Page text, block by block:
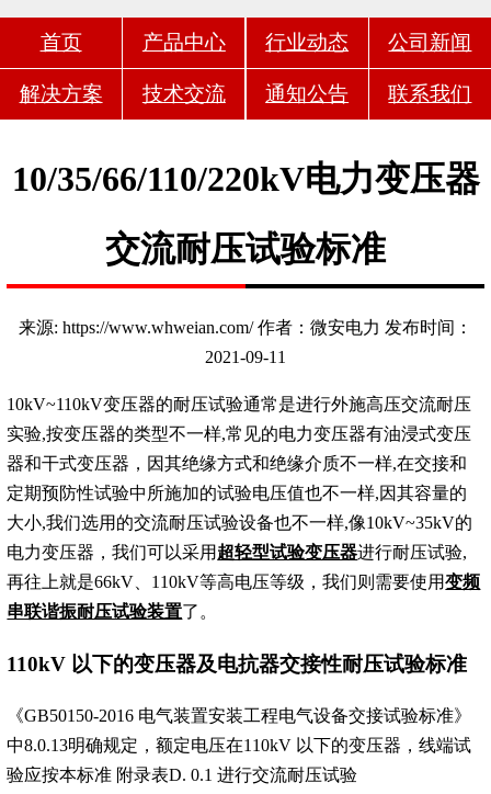
首页 产品中心 行业动态 公司新闻
解决方案 技术交流 通知公告 联系我们
10/35/66/110/220kV电力变压器
交流耐压试验标准
来源: https://www.whweian.com/ 作者：微安电力 发布时间：
2021-09-11
10kV~110kV变压器的耐压试验通常是进行外施高压交流耐压
实验,按变压器的类型不一样,常见的电力变压器有油浸式变压
器和干式变压器，因其绝缘方式和绝缘介质不一样,在交接和
定期预防性试验中所施加的试验电压值也不一样,因其容量的
大小,我们选用的交流耐压试验设备也不一样,像10kV~35kV的
电力变压器，我们可以采用 超轻型试验变压器进行耐压试验,
再往上就是66kV、110kV等高电压等级，我们则需要使用变频
串联谐振耐压试验装置了。
110kV 以下的变压器及电抗器交接性耐压试验标准
《GB50150-2016 电气装置安装工程电气设备交接试验标准》
中8.0.13明确规定，额定电压在110kV 以下的变压器，线端试
验应按本标准 附录表D. 0.1 进行交流耐压试验